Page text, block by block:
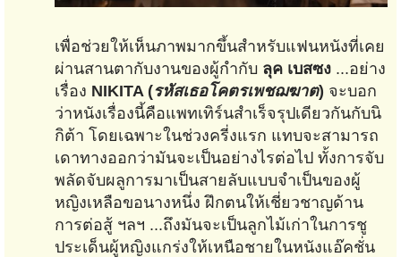
เพื่อช่วยให้เห็นภาพมากขึ้นสำหรับแฟนหนังที่เคย
ผ่านสานตากับงานของผู้กำกับ ลุค เบสซง ...อย่าง
เรื่อง NIKITA (รหัสเธอโคตรเพชฌฆาต) จะบอก
ว่าหนังเรื่องนี้คือแพทเทิร์นสำเร็จรุปเดียวกันกับนิ
กิต้า โดยเฉพาะในช่วงครี่งแรก แทบจะสามารถ
เดาทางออกว่ามันจะเป็นอย่างไรต่อไป ทั้งการจับ
พลัดจับผลูการมาเป็นสายลับแบบจำเป็นของผู้
หญิงเหลือขอนางหนึ่ง ฝึกตนให้เชี่ยวชาญด้าน
การต่อสู้ ฯลฯ ...ถึงมันจะเป็นลูกไม้เก่าในการชู
ประเด็นผู้หญิงแกร่งให้เหนือชายในหนังแอ๊คชั่น